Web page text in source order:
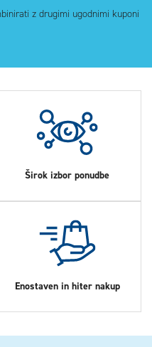
z drugimi ugodnimi kuponi
Širok izbor ponudbe
Enostaven in hiter nakup